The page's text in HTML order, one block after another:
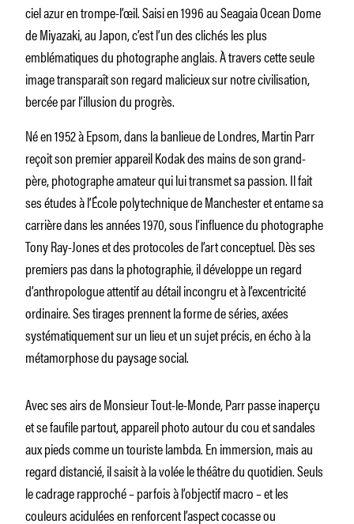
ciel azur en trompe-l’œil. Saisi en 1996 au Seagaia Ocean Dome
de Miyazaki, au Japon, c’est l’un des clichés les plus
emblématiques du photographe anglais. À travers cette seule
image transparaît son regard malicieux sur notre civilisation,
bercée par l’illusion du progrès.
Né en 1952 à Epsom, dans la banlieue de Londres, Martin Parr
reçoit son premier appareil Kodak des mains de son grand-
père, photographe amateur qui lui transmet sa passion. Il fait
ses études à l’École polytechnique de Manchester et entame sa
carrière dans les années 1970, sous l’influence du photographe
Tony Ray-Jones et des protocoles de l’art conceptuel. Dès ses
premiers pas dans la photographie, il développe un regard
d’anthropologue attentif au détail incongru et à l’excentricité
ordinaire. Ses tirages prennent la forme de séries, axées
systématiquement sur un lieu et un sujet précis, en écho à la
métamorphose du paysage social.
Avec ses airs de Monsieur Tout-le-Monde, Parr passe inaperçu
et se faufile partout, appareil photo autour du cou et sandales
aux pieds comme un touriste lambda. En immersion, mais au
regard distancié, il saisit à la volée le théâtre du quotidien. Seuls
le cadrage rapproché – parfois à l’objectif macro – et les
couleurs acidulées en renforcent l’aspect cocasse ou